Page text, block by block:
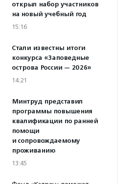
открыл набор участников
на новый учебный год
15:16
Стали известны итоги
конкурса «Заповедные
острова России — 2026»
14:21
Минтруд представил
программы повышения
квалификации по ранней
помощи
и сопровождаемому
проживанию
13:45